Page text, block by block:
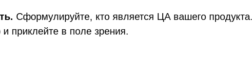
Сформулируйте, кто является ЦА вашего
и приклейте в поле зрения.